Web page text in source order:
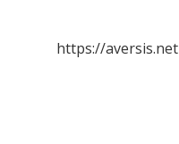
https://aversis.net